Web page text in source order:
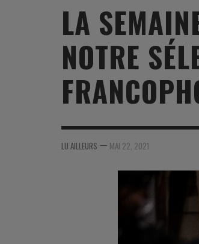
AIR
SOUTIEN SANTÉ
SOUTIEN CARBURANT
MCO
ARMÉES ÉTRANGÈRES
AIR
MER
FORMATION/
INDUSTRIES
ARMÉES
LA
NOTRE
LU AILLEURS — MAI 22, 2021